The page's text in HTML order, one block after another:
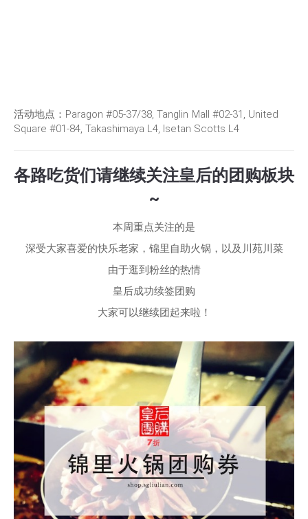
活动地点：Paragon #05-37/38, Tanglin Mall #02-31, United
Square #01-84, Takashimaya L4, Isetan Scotts L4
各路吃货们请继续关注皇后的团购板块
~
本周重点关注的是
深受大家喜爱的快乐老家，锦里自助火锅，以及川苑川菜
由于逛到粉丝的热情
皇后成功续签团购
大家可以继续团起来啦！